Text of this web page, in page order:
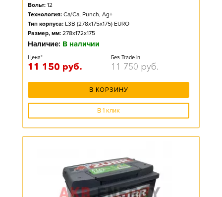
Вольт: 12
Технология: Ca/Ca, Punch, Ag+
Тип корпуса: L3B (278x175x175) EURO
Размер, мм: 278x172x175
Наличие: В наличии
Цена*
11 150 руб.
Без Trade-in
11 750 руб.
В КОРЗИНУ
В 1 клик